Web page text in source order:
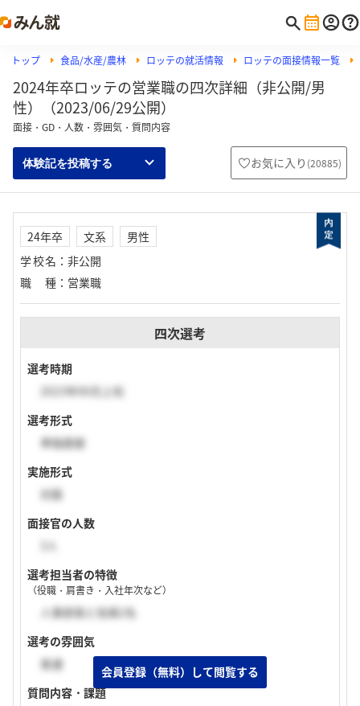
トップ 食品/水産/農林 ロッテの就活情報 ロッテの面接情報一覧
2024年卒ロッテの営業職の四次詳細（非公開/男
性）（2023/06/29公開）
面接・GD・人数・雰囲気・質問内容
体験記を投稿する お気に入り (20885)
24年卒 文系
男性
学校名 ： 非公開
職種 ： 営業職
四次選考
選考時期
2023年06月上旬
選考形式
単独面接
実施形式
対面
面接官の人数
選考担当者の特徴
（役職・肩書き・入社年次など）
人事部長と役員2名
選考の雰囲気
普通
質問内容・課題